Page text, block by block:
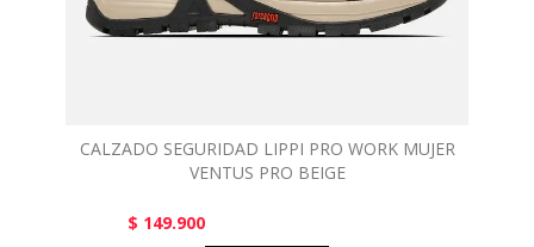
CALZADO SEGURIDAD LIPPI PRO WORK MUJER
VENTUS PRO BEIGE
$ 149.900